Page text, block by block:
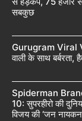
सबकुछ
Gurugram Viral
वाली के साथ
Spiderman
10: सुपरहीरो की
विजय की ‘जन